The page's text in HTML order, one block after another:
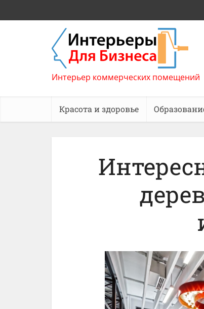
Интерьер коммерческих помещений
Красота и здоровье